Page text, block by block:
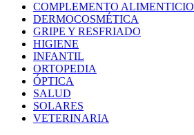
COMPLEMENTO ALIMENTICIO
DERMOCOSMÉTICA
GRIPE Y RESFRIADO
HIGIENE
INFANTIL
ORTOPEDIA
ÓPTICA
SALUD
SOLARES
VETERINARIA